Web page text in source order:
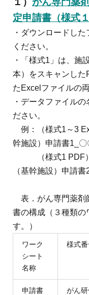
定申請書（様式１
・ダウンロードし
ください。
・「様式1」は、施
本）をスキャンした
たExcelファイルの
・データファイル
ださい。
例：（様式1～3
幹施設）申請書1_〇
（様式1 PDF
（基幹施設）申請
表．がん専門薬剤
書の構成（３種類の
す。）
ワーク
シート
名称
様式
申請書
がん